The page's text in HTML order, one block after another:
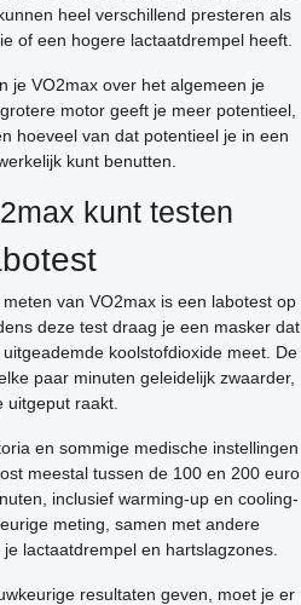
heel verschillend presteren als
of een hogere lactaatdrempel heeft.
je VO2max over het algemeen je
motor geeft je meer potentieel,
hoeveel van dat potentieel je in een
kunt benutten.
kunt testen
van VO2max is een labotest op
deze test draag je een masker dat
koolstofdioxide meet. De
paar minuten geleidelijk zwaarder,
uitgeput raakt.
en sommige medische instellingen
meestal tussen de 100 en 200 euro
inclusief warming-up en cooling-
meting, samen met andere
lactaatdrempel en hartslagzones.
resultaten geven, moet je er